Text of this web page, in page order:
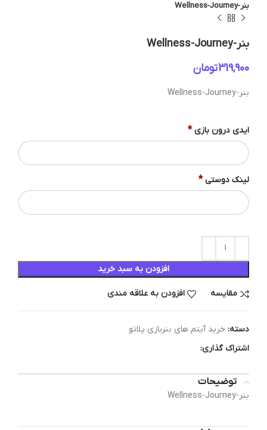
بنر-Wellness-Journey
بنر-Wellness-Journey
تومان
بنر-Wellness-Journey
ایدی درون بازی *
لینک دوستی *
افزودن به سبد خرید
مقایسه افزودن به علاقه مندی
دسته: خرید آیتم های بنربازی پلاتو
اشتراک گذاری:
توضیحات
بنر-Wellness-Journey